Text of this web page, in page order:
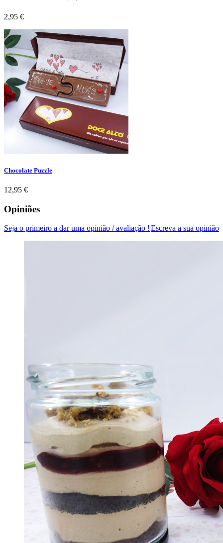
Preço
2,95 €
Chocolate Puzzle
Preço
12,95 €
Opiniões
Escreva a sua opinião
Seja o primeiro a dar uma opinião / avaliação !